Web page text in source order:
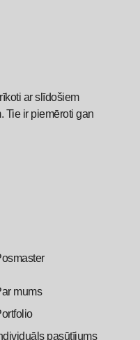
ar slīdošiem
Tie ir piemēroti gan
mums
pasūtījums